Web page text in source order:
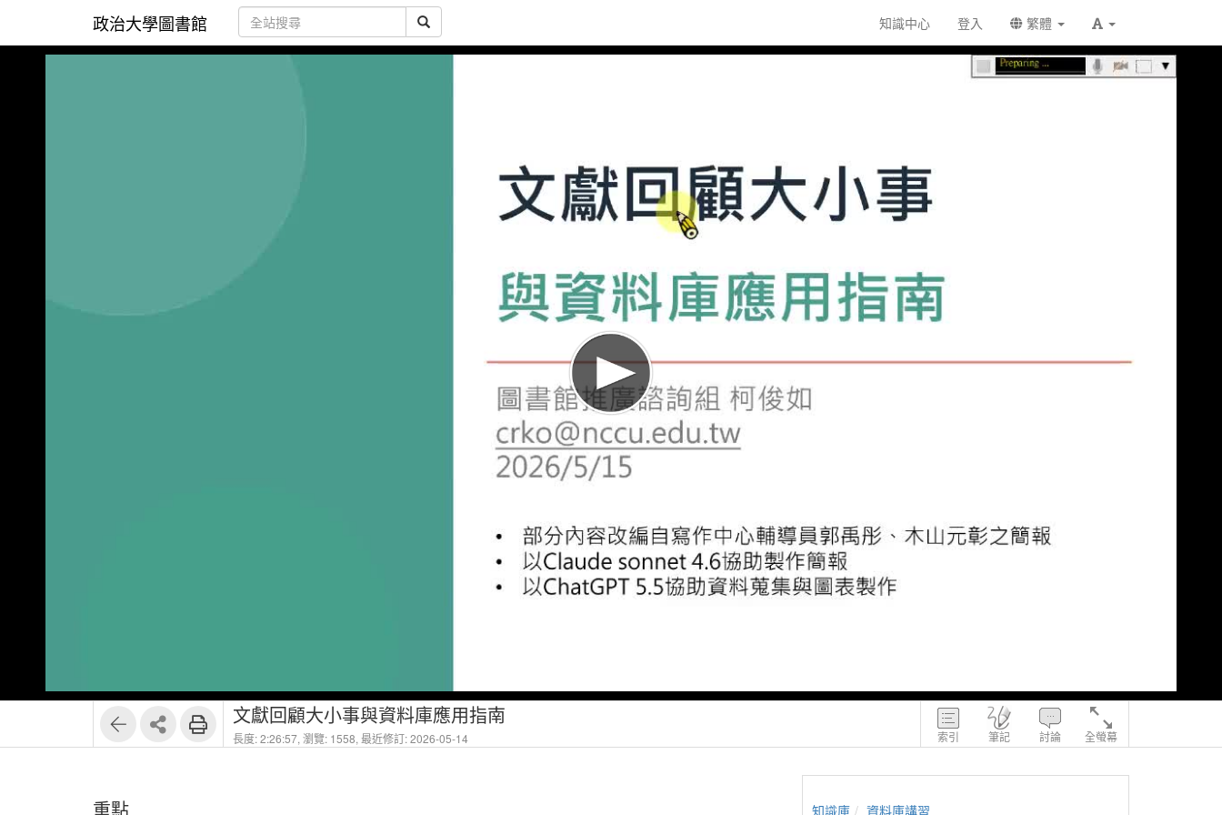
政治大學圖書館 知識中心 登入 繁體
索引 筆記 討論 全螢幕
文獻回顧大小事與資料庫應用指南
長度: 2:26:57, 瀏覽: 1558, 最近修訂: 2026-05-14
重點 知識庫 資料庫講習